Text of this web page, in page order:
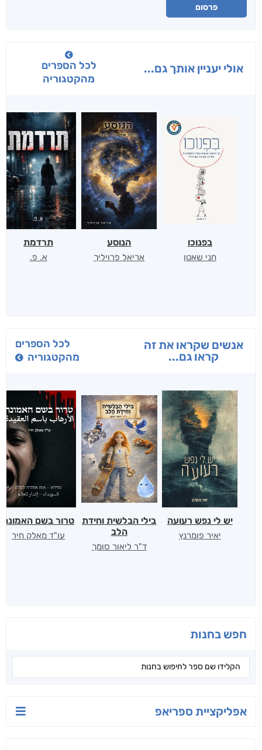
חפש בחנות
אפליקציית ספריאפ
פרסום
אולי יעניין אותך גם...
לכל הספרים
מהקטגוריה
בפנוכו
חני שאטן
הנוסע
אריאל פרויליך
תרדמת
א. פ.
אנשים שקראו את זה
קראו גם...
לכל הספרים
מהקטגוריה
יש לי נפש רעועה
יאיר פומרנץ
בילי הבלשית וחידת
הלב
ד"ר ליאור סומך
טרור בשם האמונה
עו"ד מאלק חיר